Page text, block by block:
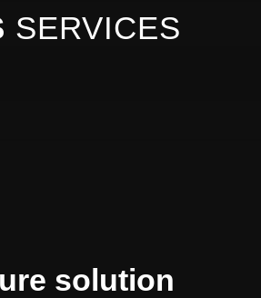
SERVICES
solution